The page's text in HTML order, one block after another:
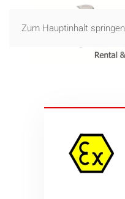
Zum Hauptinhalt springen